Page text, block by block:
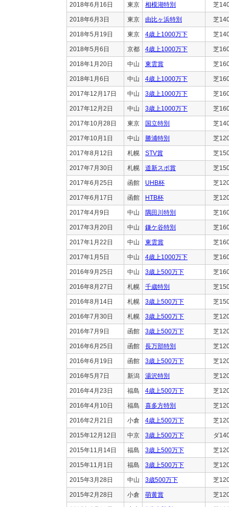
2018年6月16日 東京 相模湖特別 芝
2018年6月3日 東京 由比ヶ浜特別 芝
2018年5月19日 東京 4歳上1000万下 芝
2018年5月6日 京都 4歳上1000万下 芝
2018年1月20日 中山 東雲賞 芝
2018年1月6日 中山 4歳上1000万下 芝
2017年12月17日 中山 3歳上1000万下 芝
2017年12月2日 中山 3歳上1000万下 芝
2017年10月28日 東京 国立特別 芝
2017年10月1日 中山 勝浦特別 芝
2017年8月12日 札幌 STV賞 芝
2017年7月30日 札幌 道新スポ賞 芝
2017年6月25日 函館 UHB杯 芝
2017年6月17日 函館 HTB杯 芝
2017年4月9日 中山 隅田川特別 芝
2017年3月20日 中山 鎌ケ谷特別 芝
2017年1月22日 中山 東雲賞 芝
2017年1月5日 中山 4歳上1000万下 芝
2016年9月25日 中山 3歳上500万下 芝
2016年8月27日 札幌 千歳特別 芝
2016年8月14日 札幌 3歳上500万下 芝
2016年7月30日 札幌 3歳上500万下 芝
2016年7月9日 函館 3歳上500万下 芝
2016年6月25日 函館 長万部特別 芝
2016年6月19日 函館 3歳上500万下 芝
2016年5月7日 新潟 湯沢特別 芝
2016年4月23日 福島 4歳上500万下 芝
2016年4月10日 福島 喜多方特別 芝
2016年2月21日 小倉 4歳上500万下 芝
2015年12月12日 中京 3歳上500万下 ダ
2015年11月14日 福島 3歳上500万下 芝
2015年11月1日 福島 3歳上500万下 芝
2015年3月28日 中山 3歳500万下 芝
2015年2月28日 小倉 萌黄賞 芝